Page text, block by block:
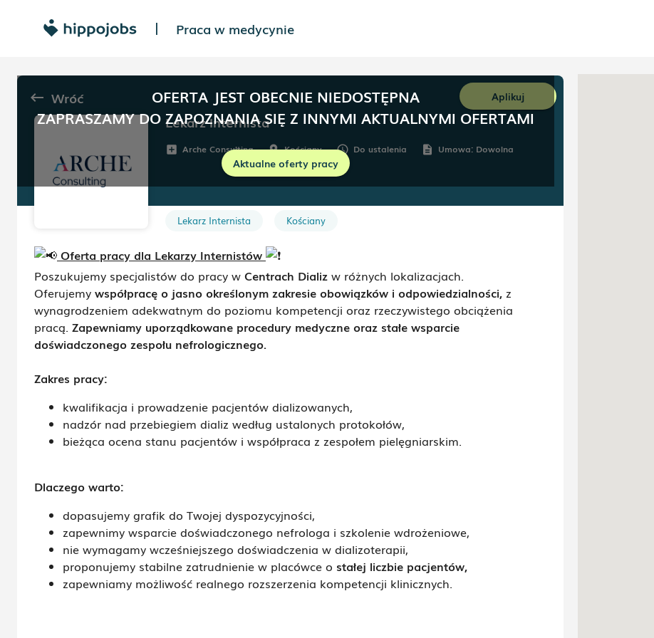
| Praca w medycynie
OFERTA JEST OBECNIE NIEDOSTĘPNA
ZAPRASZAMY DO ZAPOZNANIA SIĘ Z INNYMI AKTUALNYMI OFERTAMI
Aktualne oferty pracy
keyboard_backspace Wróć Aplikuj
Lekarz Internista
add_box Arche Consulting room Kościany schedule Do ustalenia description Umowa: Dowolna
Lekarz Internista Kościany
Oferta pracy dla Lekarzy Internistów
Poszukujemy specjalistów do pracy w Centrach Dializ w różnych lokalizacjach.
Oferujemy współpracę o jasno określonym zakresie obowiązków i odpowiedzialności, z
wynagrodzeniem adekwatnym do poziomu kompetencji oraz rzeczywistego obciążenia
pracą. Zapewniamy uporządkowane procedury medyczne oraz stałe wsparcie
doświadczonego zespołu nefrologicznego.
Zakres pracy:
kwalifikacja i prowadzenie pacjentów dializowanych,
nadzór nad przebiegiem dializ według ustalonych protokołów,
bieżąca ocena stanu pacjentów i współpraca z zespołem pielęgniarskim.
Dlaczego warto:
dopasujemy grafik do Twojej dyspozycyjności,
zapewnimy wsparcie doświadczonego nefrologa i szkolenie wdrożeniowe,
nie wymagamy wcześniejszego doświadczenia w dializoterapii,
proponujemy stabilne zatrudnienie w placówce o stałej liczbie pacjentów,
zapewniamy możliwość realnego rozszerzenia kompetencji klinicznych.